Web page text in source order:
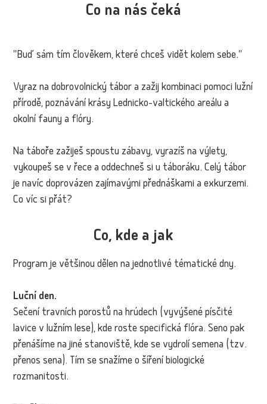
Co na nás čeká
"Buď sám tím člověkem, které chceš vidět kolem sebe."
Vyraz na dobrovolnický tábor a zažij kombinaci pomoci lužní
přírodě, poznávání krásy Lednicko-valtického areálu a
okolní fauny a flóry.
Na táboře zažiješ spoustu zábavy, vyrazíš na výlety,
vykoupeš se v řece a oddechneš si u táboráku. Celý tábor
je navíc doprovázen zajímavými přednáškami a exkurzemi.
Co víc si přát?
Co, kde a jak
Program je většinou dělen na jednotlivé tématické dny.
Luční den.
Sečení travních porostů na hrúdech (vyvýšené písčité
lavice v lužním lese), kde roste specifická flóra. Seno pak
přenášíme na jiné stanoviště, kde se vydrolí semena (tzv.
přenos sena). Tím se snažíme o šíření biologické
rozmanitosti.